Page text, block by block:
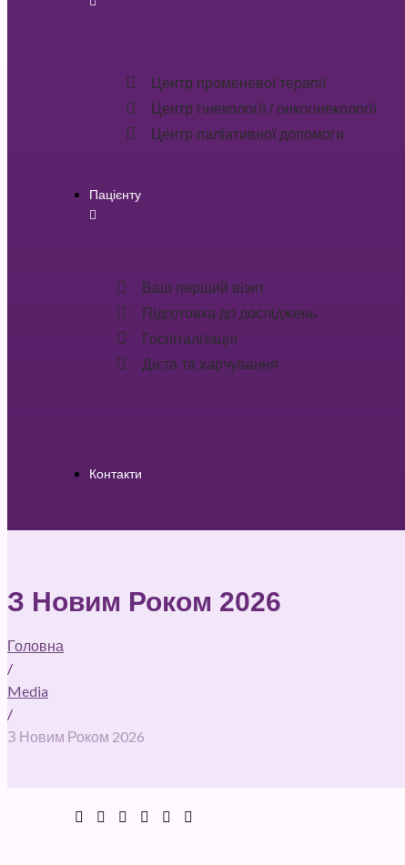
Центр променевої терапії
Центр гінекології / онкогінекології
Центр паліативної допомоги
Пацієнту
Ваш перший візит
Підготовка до досліджень
Госпіталізація
Дієта та харчування
Контакти
З Новим Роком 2026
Головна
/
Media
/
З Новим Роком 2026